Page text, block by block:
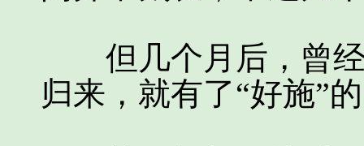
但几个月后，曾经
归来，就有了“好施”